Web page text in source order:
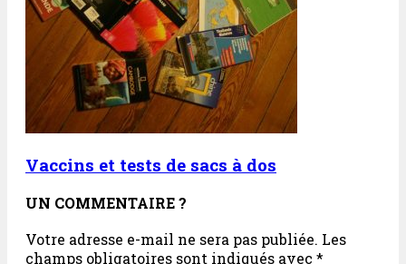
Vaccins et tests de sacs à dos
UN COMMENTAIRE ?
Votre adresse e-mail ne sera pas publiée. Les
champs obligatoires sont indiqués avec *